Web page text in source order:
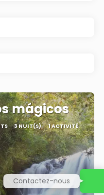
mágicos
3 NUIT(S) 1 ACTIVITÉ
Contactez-nous